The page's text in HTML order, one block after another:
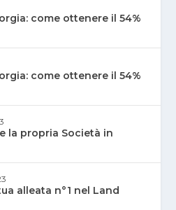
come ottenere il 54%
come ottenere il 54%
la propria Società in
alleata n°1 nel Land